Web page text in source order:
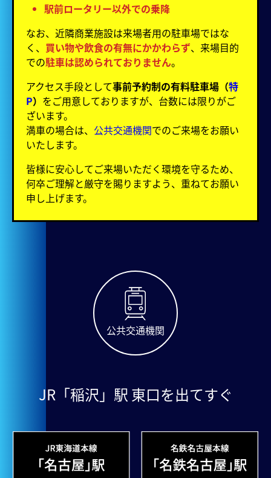
駅前ロータリー以外での乗降
なお、近隣商業施設は来場者用の駐車場ではな
く、 買い物や飲食の有無にかかわらず、来場目的
での駐車は認められておりません。
アクセス手段として事前予約制の有料駐車場（特
P） をご用意しておりますが、台数には限りがご
ざいます。
満車の場合は、 公共交通機関でのご来場をお願い
いたします。
皆様に安心してご来場いただく環境を守るため、
何卒ご理解と厳守を賜りますよう、重ねてお願い
申し上げます。
公共交通機関
JR「稲沢」駅 東口を出てすぐ